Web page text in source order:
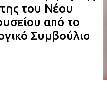
του Νέου
από το
Συμβούλιο